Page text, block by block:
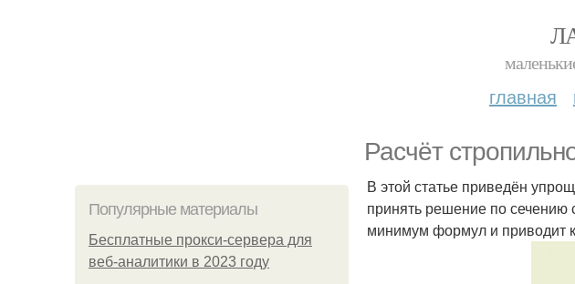
главная
Расчёт
Популярные материалы
Бесплатные прокси-сервера для
веб-аналитики в 2023 году
В этой статье приведён
принять решение по сечению
минимум формул и приводит